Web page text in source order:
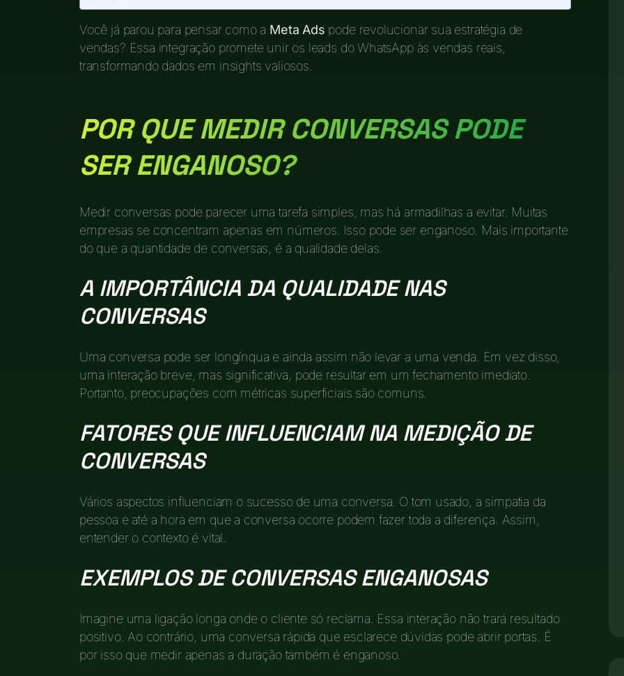
Você já parou para pensar como a Meta Ads pode revolucionar sua estratégia de
vendas? Essa integração promete unir os leads do WhatsApp às vendas reais,
transformando dados em insights valiosos.
POR QUE MEDIR CONVERSAS PODE
SER ENGANOSO?
Medir conversas pode parecer uma tarefa simples, mas há armadilhas a evitar. Muitas
empresas se concentram apenas em números. Isso pode ser enganoso. Mais importante
do que a quantidade de conversas, é a qualidade delas.
A IMPORTÂNCIA DA QUALIDADE NAS
CONVERSAS
Uma conversa pode ser longínqua e ainda assim não levar a uma venda. Em vez disso,
uma interação breve, mas significativa, pode resultar em um fechamento imediato.
Portanto, preocupações com métricas superficiais são comuns.
FATORES QUE INFLUENCIAM NA MEDIÇÃO DE
CONVERSAS
Vários aspectos influenciam o sucesso de uma conversa. O tom usado, a simpatia da
pessoa e até a hora em que a conversa ocorre podem fazer toda a diferença. Assim,
entender o contexto é vital.
EXEMPLOS DE CONVERSAS ENGANOSAS
Imagine uma ligação longa onde o cliente só reclama. Essa interação não trará resultado
positivo. Ao contrário, uma conversa rápida que esclarece dúvidas pode abrir portas. É
por isso que medir apenas a duração também é enganoso.